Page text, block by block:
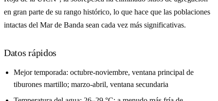
en gran parte de su rango histórico, lo que hace que las poblaciones
intactas del Mar de Banda sean cada vez más significativas.
Datos rápidos
Mejor temporada: octubre-noviembre, ventana principal de
tiburones martillo; marzo-abril, ventana secundaria